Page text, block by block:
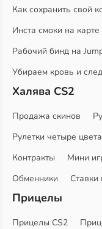
Как сохранить свой
Инста смоки на
Рабочий бинд на
Убираем кровь и
Халява CS2
Продажа скинов
Рулетки четыре цвета
Контракты
Мини
Обменники
Ставки
Прицелы
Прицелы CS2